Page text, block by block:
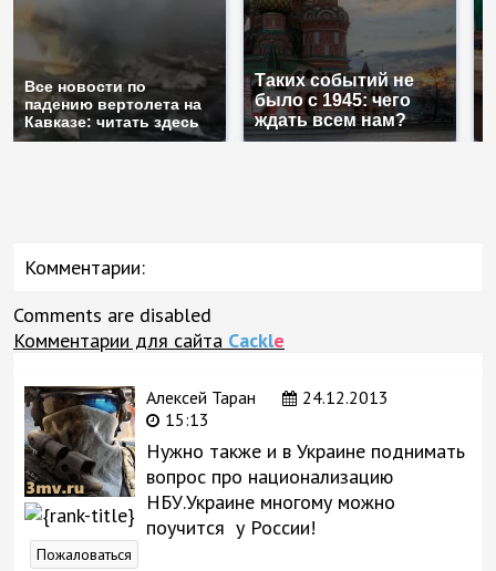
Все новости по
падению вертолета на
Кавказе: читать здесь
Таких событий не
было с 1945: чего
ждать всем нам?
Комментарии:
Comments are disabled
Комментарии для сайта Cackle
Алексей Таран
24.12.2013
15:13
Нужно также и в Украине поднимать
вопрос про национализацию
НБУ.Украине многому можно
поучится у России!
Пожаловаться